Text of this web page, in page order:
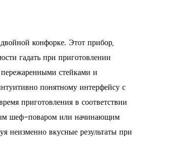
конфорке. Этот прибор,
гадать при приготовлении
стейками и
понятному интерфейсу с
приготовления в соответствии
шеф-поваром или начинающим
неизменно вкусные результаты при